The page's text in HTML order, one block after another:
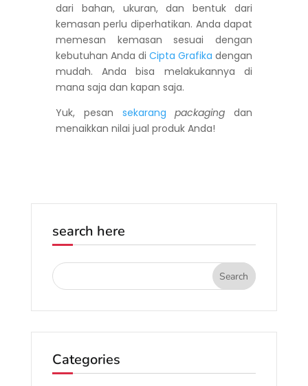
dari bahan, ukuran, dan bentuk dari
kemasan perlu diperhatikan. Anda dapat
memesan kemasan sesuai dengan
kebutuhan Anda diCipta Grafika dengan
mudah. Anda bisa melakukannya di
mana saja dan kapan saja.
Yuk, pesan sekarang packaging dan
menaikkan nilai jual produk Anda!
search here
Categories